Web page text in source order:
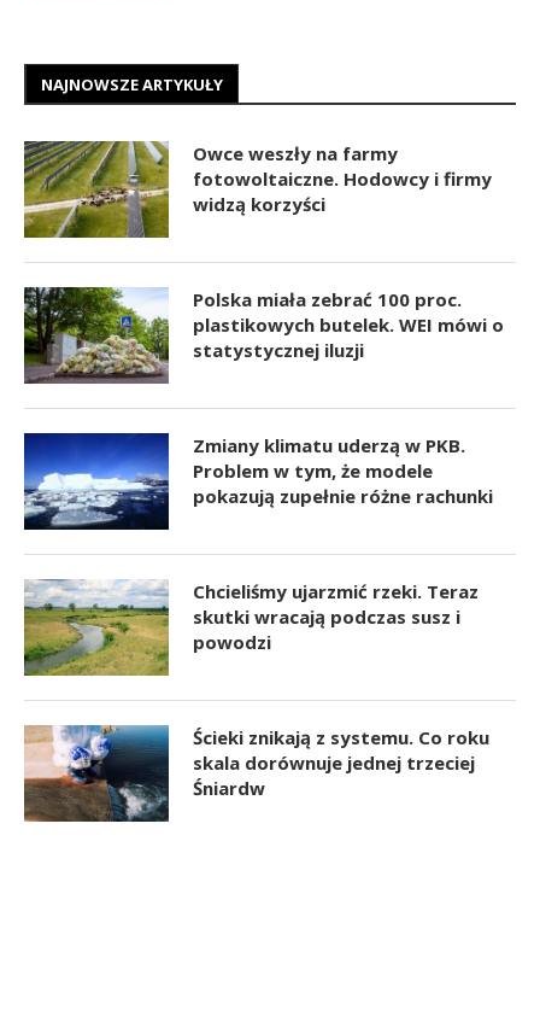
NAJNOWSZE ARTYKUŁY
Owce weszły na farmy
fotowoltaiczne. Hodowcy i firmy
widzą korzyści
Polska miała zebrać 100 proc.
plastikowych butelek. WEI mówi o
statystycznej iluzji
Zmiany klimatu uderzą w PKB.
Problem w tym, że modele
pokazują zupełnie różne rachunki
Chcieliśmy ujarzmić rzeki. Teraz
skutki wracają podczas susz i
powodzi
Ścieki znikają z systemu. Co roku
skala dorównuje jednej trzeciej
Śniardw